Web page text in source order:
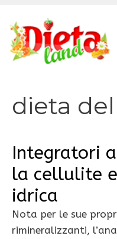
contenuto
dieta
Integratori
la cellulite
idrica
Nota per le sue
rimineralizzanti,